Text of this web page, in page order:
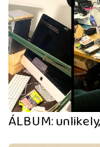
ÁLBUM: